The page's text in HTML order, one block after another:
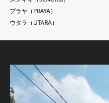
プラヤ（PRAYA）
ウタラ（UTARA）